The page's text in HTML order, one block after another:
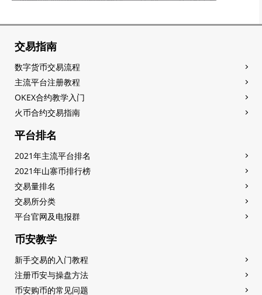
交易指南
数字货币交易流程
主流平台注册教程
OKEX合约教学入门
火币合约交易指南
平台排名
2021年主流平台排名
2021年山寨币排行榜
交易量排名
交易所分类
平台官网及电报群
币安教学
新手交易的入门教程
注册币安与操盘方法
币安购币的常见问题